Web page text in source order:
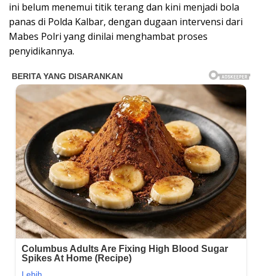
ini belum menemui titik terang dan kini menjadi bola
panas di Polda Kalbar, dengan dugaan intervensi dari
Mabes Polri yang dinilai menghambat proses
penyidikannya.